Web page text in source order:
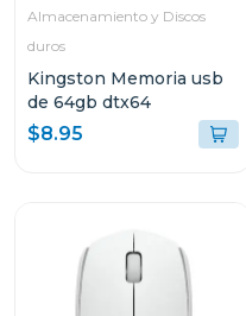
Almacenamiento y Discos
duros
Kingston Memoria usb
de 64gb dtx64
$8.95